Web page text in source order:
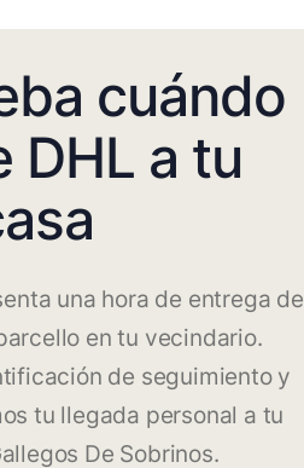
cuándo
DHL a tu
una hora de entrega de
en tu vecindario.
de seguimiento y
tu llegada personal a tu
De Sobrinos.